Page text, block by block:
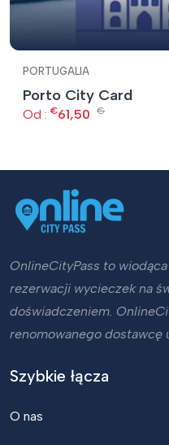
PORTUGALIA
Porto City Card
Od : €61,50 €
OnlineCityPass to
rezerwacji wycieczek na
doświadczeniem.
renomowanego dostawcę
Szybkie łącza
O nas